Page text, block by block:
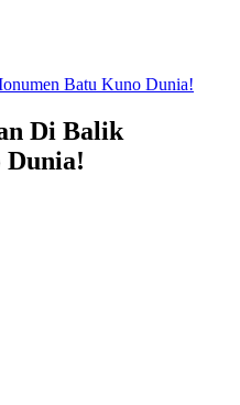
Batu Kuno Dunia!
Di Balik
Dunia!